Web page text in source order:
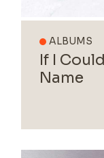
ALBUMS
If I
Name